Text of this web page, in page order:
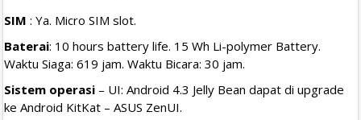
SIM : Ya. Micro SIM slot.
Baterai: 10 hours battery life. 15 Wh Li-polymer Battery.
Waktu Siaga: 619 jam. Waktu Bicara: 30 jam.
Sistem operasi – UI: Android 4.3 Jelly Bean dapat di upgrade
ke Android KitKat – ASUS ZenUI.